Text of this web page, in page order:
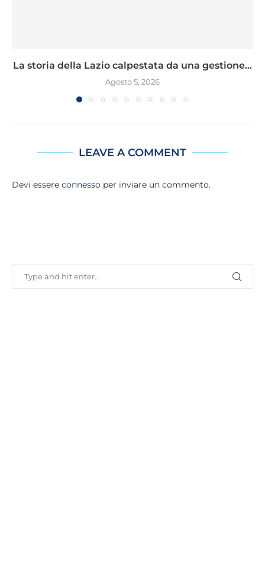
La storia della Lazio calpestata da una gestione...
Agosto 5, 2026
LEAVE A COMMENT
Devi essere connesso per inviare un commento.